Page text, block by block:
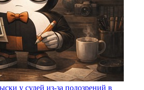
у судей из-за подозрений в